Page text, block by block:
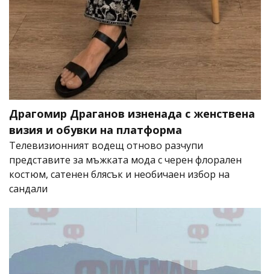
Драгомир Драганов изненада с женствена
визия и обувки на платформа
Телевизионният водещ отново разчупи
представите за мъжката мода с черен флорален
костюм, сатенен блясък и необичаен избор на
сандали